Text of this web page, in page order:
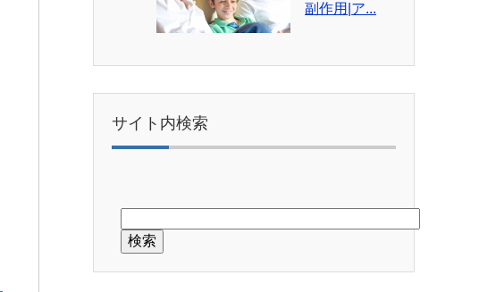
副作用|ア...
サイト内検索